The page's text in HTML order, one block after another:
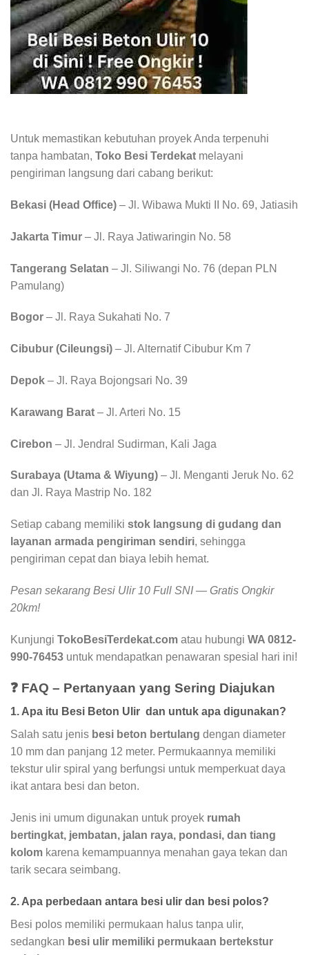
Untuk memastikan kebutuhan proyek Anda terpenuhi
tanpa hambatan, Toko Besi Terdekat melayani
pengiriman langsung dari cabang berikut:
Bekasi (Head Office) – Jl. Wibawa Mukti II No. 69, Jatiasih
Jakarta Timur – Jl. Raya Jatiwaringin No. 58
Tangerang Selatan – Jl. Siliwangi No. 76 (depan PLN
Pamulang)
Bogor – Jl. Raya Sukahati No. 7
Cibubur (Cileungsi) – Jl. Alternatif Cibubur Km 7
Depok – Jl. Raya Bojongsari No. 39
Karawang Barat – Jl. Arteri No. 15
Cirebon – Jl. Jendral Sudirman, Kali Jaga
Surabaya (Utama & Wiyung) – Jl. Menganti Jeruk No. 62
dan Jl. Raya Mastrip No. 182
Setiap cabang memiliki stok langsung di gudang dan
layanan armada pengiriman sendiri, sehingga
pengiriman cepat dan biaya lebih hemat.
Pesan sekarang Besi Ulir 10 Full SNI — Gratis Ongkir
20km!
Kunjungi TokoBesiTerdekat.com atau hubungi WA 0812-
990-76453 untuk mendapatkan penawaran spesial hari ini!
❓ FAQ – Pertanyaan yang Sering Diajukan
1. Apa itu Besi Beton Ulir dan untuk apa digunakan?
Salah satu jenis besi beton bertulang dengan diameter
10 mm dan panjang 12 meter. Permukaannya memiliki
tekstur ulir spiral yang berfungsi untuk memperkuat daya
ikat antara besi dan beton.
Jenis ini umum digunakan untuk proyek rumah
bertingkat, jembatan, jalan raya, pondasi, dan tiang
kolom karena kemampuannya menahan gaya tekan dan
tarik secara seimbang.
2. Apa perbedaan antara besi ulir dan besi polos?
Besi polos memiliki permukaan halus tanpa ulir,
sedangkan besi ulir memiliki permukaan bertekstur